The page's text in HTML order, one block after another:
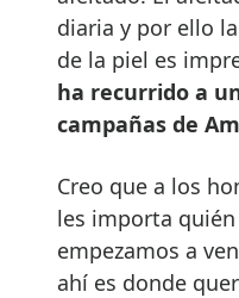
diaria y por ello
de la piel es
ha recurrido a
campañas de
Creo que a los
les importa
empezamos a
ahí es donde